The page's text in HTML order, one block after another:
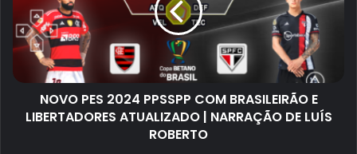
NOVO PES 2024 PPSSPP COM BRASILEIRÃO E
LIBERTADORES ATUALIZADO | NARRAÇÃO DE LUÍS
ROBERTO